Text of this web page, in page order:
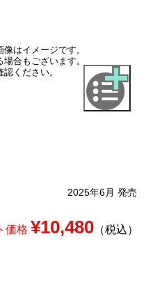
はイメージです。
合もございます。
ください。
2025年6月 発売
価格 ¥10,480（税込）